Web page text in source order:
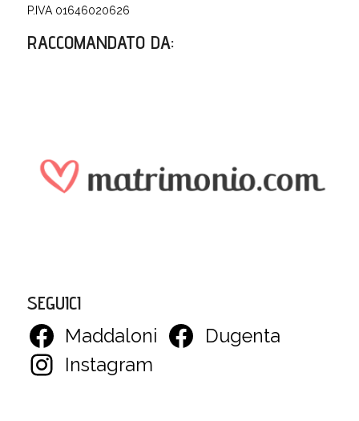
P.IVA 01646020626
RACCOMANDATO DA:
SEGUICI
Maddaloni
Dugenta
Instagram